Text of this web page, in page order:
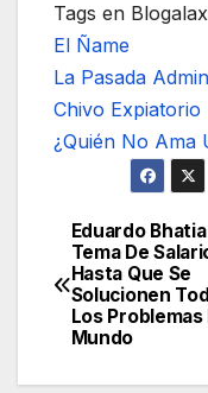
Tags en
El Ñame
La Pasada
Chivo Expiatorio
¿Quién No Ama
de
entradas
Eduardo
Tema De
Hasta Que Se
Solucionen
Los Problemas
Mundo